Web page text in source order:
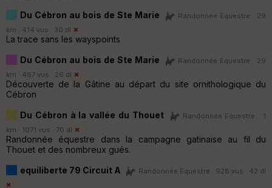
Du Cébron au bois de Ste Marie
Randonnée Equestre · 29
km · 414 vus · 30 dl
La trace sans les wayspoints
Du Cébron au bois de Ste Marie
Randonnée Equestre · 29
km · 467 vus · 26 dl
Découverte de la Gâtine au départ du site ornithologique du
Cébron
Du Cébron à la vallée du Thouet
Randonnée Equestre · 1
km · 1071 vus · 70 dl
Randonnée équestre dans la campagne gatinaise au fil du
Thouet et des nombreux gués.
equiliberte 79 Circuit A
Randonnée Equestre · 928 vus · 42 dl